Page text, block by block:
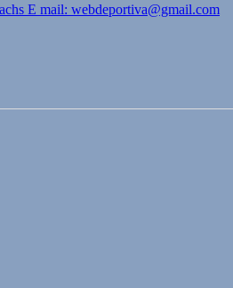
E mail: webdeportiva@gmail.com